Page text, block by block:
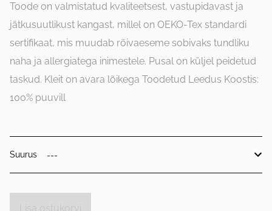
Toode on valmistatud kvaliteetsest, vastupidavast ja
jätkusuutlikust kangast, millel on OEKO-Tex standardi
sertifikaat, mis muudab rõivaeseme sobivaks tundliku
naha ja allergiatega inimestele. Pusal on küljel peidetud
taskud. Kleit on avara lõikega Toodetud Leedus Koostis:
100% puuvill
Suurus